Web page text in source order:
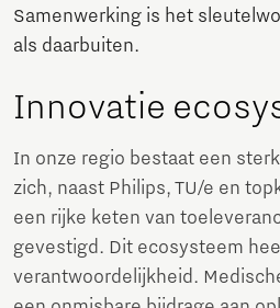
Samenwerking is het
als daarbuiten.
Innovatie
In onze regio bestaat een
zich, naast Philips, TU/e en
een rijke keten van
gevestigd. Dit ecosysteem
verantwoordelijkheid.